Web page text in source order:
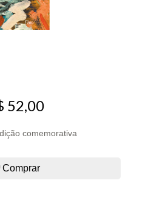
52,00
comemorativa
Comprar